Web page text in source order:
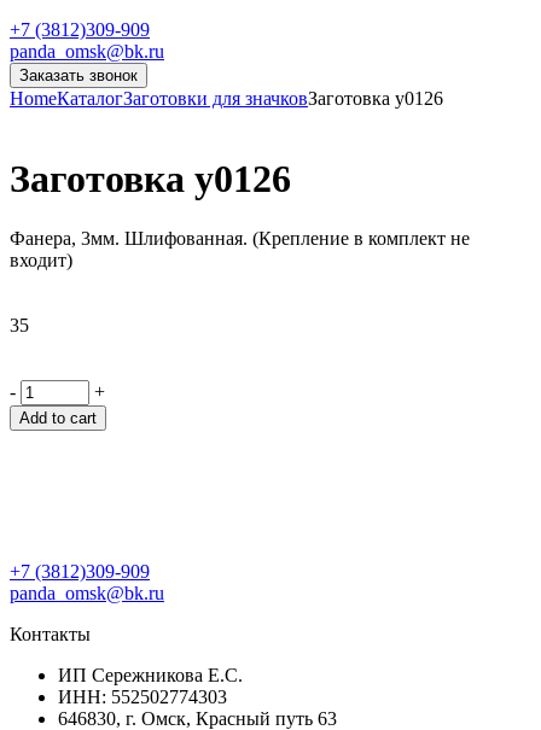
+7 (3812)309-909
panda_omsk@bk.ru
Заказать звонок
HomeКаталогЗаготовки для значковЗаготовка y0126
Заготовка y0126
Фанера, 3мм. Шлифованная. (Крепление в комплект не
входит)
35
- +
Add to cart
+7 (3812)309-909
panda_omsk@bk.ru
Контакты
ИП Сережникова Е.С.
ИНН: 552502774303
646830, г. Омск, Красный путь 63